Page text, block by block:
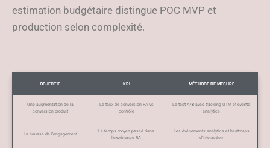
estimation budgétaire distingue POC MVP et
production selon complexité.
OBJECTIF KPI MÉTHODE DE MESURE
Une augmentation de la
conversion produit
Le taux de conversion RA vs
contrôle
Le test A/B avec tracking UTM et events
analytics
La hausse de l’engagement
Le temps moyen passé dans
l’expérience RA
Les événements analytics et heatmaps
d’interaction